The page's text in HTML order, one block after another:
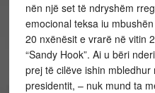
nën një set të ndryshëm
emocional teksa iu
20 nxënësit e vrarë në vitin
“Sandy Hook”. Ai u bëri
prej të cilëve ishin
presidentit, – nuk mund ta